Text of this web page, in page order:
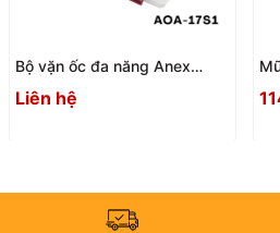
Bộ vặn ốc đa năng Anex
AOA-17S1 Nhật Bản
Liên hệ